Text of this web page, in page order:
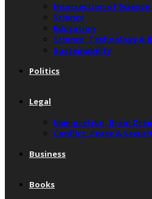
Intersection of Science
Science
Education
Science, Technology &
Sustainability
Politics
Legal
Immigration, Brain
Conflict, Peace &
Business
Books